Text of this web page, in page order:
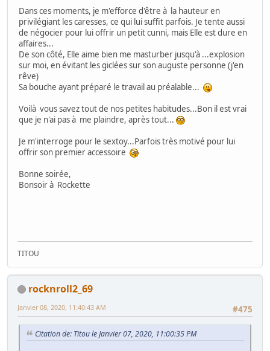
Dans ces moments, je m'efforce d'être à la hauteur en
privilégiant les caresses, ce qui lui suffit parfois. Je tente aussi
de négocier pour lui offrir un petit cunni, mais Elle est dure en
affaires...
De son côté, Elle aime bien me masturber jusqu'à ...explosion
sur moi, en évitant les giclées sur son auguste personne (j'en
rêve)
Sa bouche ayant préparé le travail au préalable...
Voilà vous savez tout de nos petites habitudes...Bon il est vrai
que je n'ai pas à me plaindre, après tout...
Je m'interroge pour le sextoy...Parfois très motivé pour lui
offrir son premier accessoire
Bonne soirée,
Bonsoir à Rockette
TITOU
rocknroll2_69
#475
Janvier 08, 2020, 11:40:43 AM
Citation de: Titou le Janvier 07, 2020, 11:00:35 PM